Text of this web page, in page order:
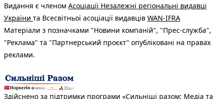
Видання є членом Асоціації Незалежні регіональні видавці
України та Всесвітньої асоціації видавців WAN-IFRA
Матеріали з позначками "Новини компаній", "Прес-служба",
"Реклама" та "Партнерський проєкт" опубліковані на правах
реклами.
Здійснено за підтримки програми «Сильніші разом: Медіа та